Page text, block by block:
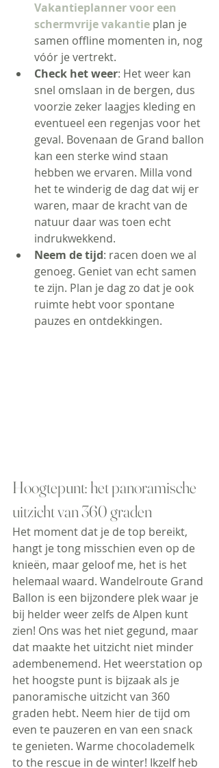
Vakantieplanner voor een
schermvrije vakantie plan je
samen offline momenten in, nog
vóór je vertrekt.
Check het weer: Het weer kan
snel omslaan in de bergen, dus
voorzie zeker laagjes kleding en
eventueel een regenjas voor het
geval. Bovenaan de Grand ballon
kan een sterke wind staan
hebben we ervaren. Milla vond
het te winderig de dag dat wij er
waren, maar de kracht van de
natuur daar was toen echt
indrukwekkend.
Neem de tijd: racen doen we al
genoeg. Geniet van echt samen
te zijn. Plan je dag zo dat je ook
ruimte hebt voor spontane
pauzes en ontdekkingen.
Hoogtepunt: het panoramische
uitzicht van 360 graden
Het moment dat je de top bereikt,
hangt je tong misschien even op de
knieën, maar geloof me, het is het
helemaal waard. Wandelroute Grand
Ballon is een bijzondere plek waar je
bij helder weer zelfs de Alpen kunt
zien! Ons was het niet gegund, maar
dat maakte het uitzicht niet minder
adembenemend. Het weerstation op
het hoogste punt is bijzaak als je
panoramische uitzicht van 360
graden hebt. Neem hier de tijd om
even te pauzeren en van een snack
te genieten. Warme chocolademelk
to the rescue in de winter! Ikzelf heb